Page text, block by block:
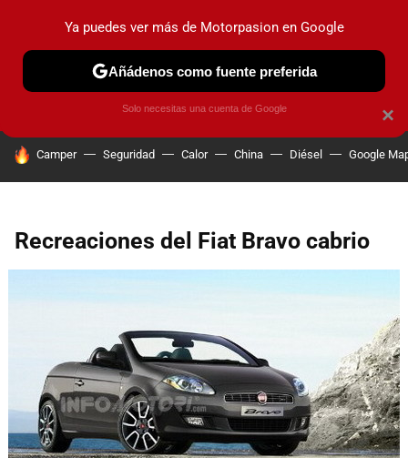
PRUEBAS COCHES ELÉCTRICOS OBSERVATORIO
HOY SE HABLA DE
Camper Seguridad Calor China Diésel Google
Recreaciones del Fiat Bravo cabrio
×
Ya puedes ver más de Motorpasion en Google
Añádenos como fuente preferida
Solo necesitas una cuenta de Google